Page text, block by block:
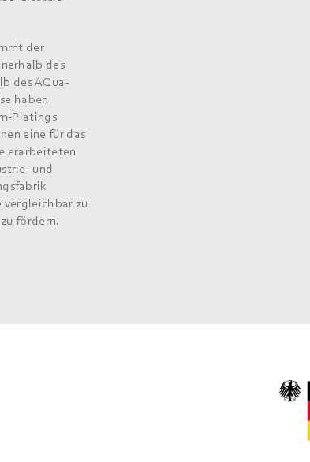
der
des
des AQua-
haben
Platings
eine für das
erarbeiteten
und
vergleichbar zu
fördern.